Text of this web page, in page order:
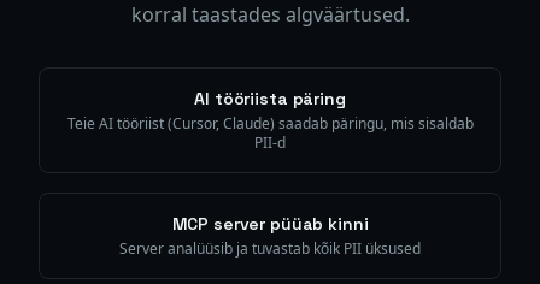
korral taastades algväärtused.
AI tööriista päring
Teie AI tööriist (Cursor, Claude) saadab päringu, mis sisaldab
PII-d
MCP server püüab kinni
Server analüüsib ja tuvastab kõik PII üksused